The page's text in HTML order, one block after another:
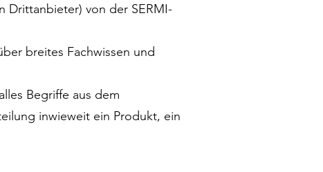
Drittanbieter) von der SERMI-
breites Fachwissen und
Begriffe aus dem
inwieweit ein Produkt, ein